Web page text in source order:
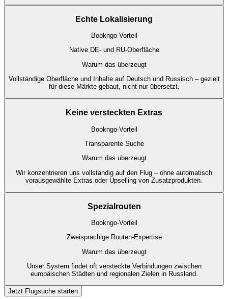
Echte Lokalisierung
Bookngo-Vorteil
Native DE- und RU-Oberfläche
Warum das überzeugt
Vollständige Oberfläche und Inhalte auf Deutsch und Russisch – gezielt
für diese Märkte gebaut, nicht nur übersetzt.
Keine versteckten Extras
Bookngo-Vorteil
Transparente Suche
Warum das überzeugt
Wir konzentrieren uns vollständig auf den Flug – ohne automatisch
vorausgewählte Extras oder Upselling von Zusatzprodukten.
Spezialrouten
Bookngo-Vorteil
Zweisprachige Routen-Expertise
Warum das überzeugt
Unser System findet oft versteckte Verbindungen zwischen
europäischen Städten und regionalen Zielen in Russland.
Jetzt Flugsuche starten